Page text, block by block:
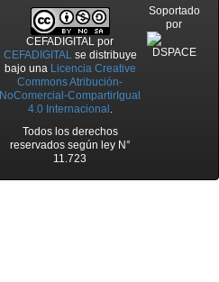
CEFADIGITAL por
CEFADIGITALse distribuye
bajo una Licencia Creative
Commons Atribución-
NoComercial-CompartirIgual
4.0 Internacional .
Todos los derechos
reservados según ley N°
11.723
Soportado
por